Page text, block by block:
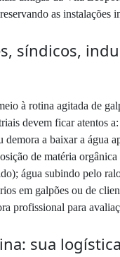
as instalações
síndicos,
à rotina agitada de
devem ficar atentos
a baixar a água
de matéria
água subindo pelo
em galpões ou de
profissional para
sua